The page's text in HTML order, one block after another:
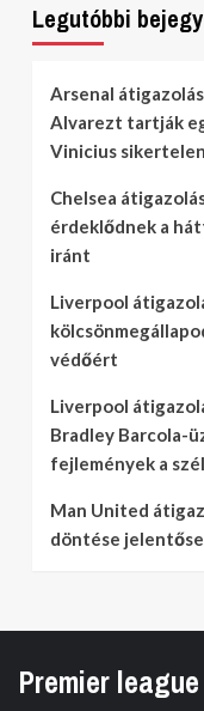
Legutóbbi
Arsenal
Alvarezt tartják
Vinicius
Chelsea
érdeklődnek a
iránt
Liverpool
védőért
Liverpool
Bradley Barcola-
fejlemények a
Man United
döntése
Premier league